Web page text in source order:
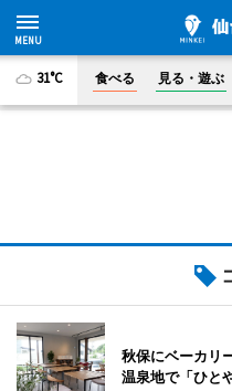
31°C 食べる 見る・遊ぶ
秋保にベーカリ
温泉地で「ひと